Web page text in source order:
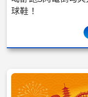
球鞋！